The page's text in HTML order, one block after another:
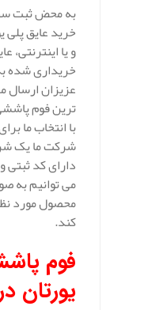
به محض ثبت
خرید عایق پلی
و یا اینترنتی،
خریداری شده
عزیزان ارسال
ترین فوم
با انتخاب ما
شرکت ما یک
دارای کد ثبتی
می توانیم به
محصول مورد
کند.
فوم
یورتان